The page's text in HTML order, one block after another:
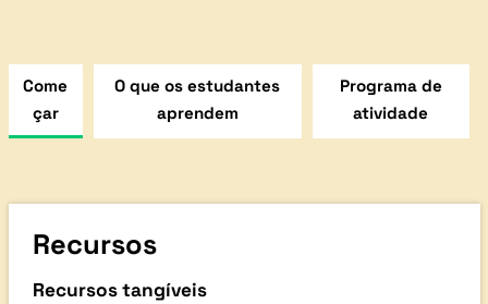
Come
çar
O que os estudantes
aprendem
Programa de
atividade
Recursos
Recursos tangíveis